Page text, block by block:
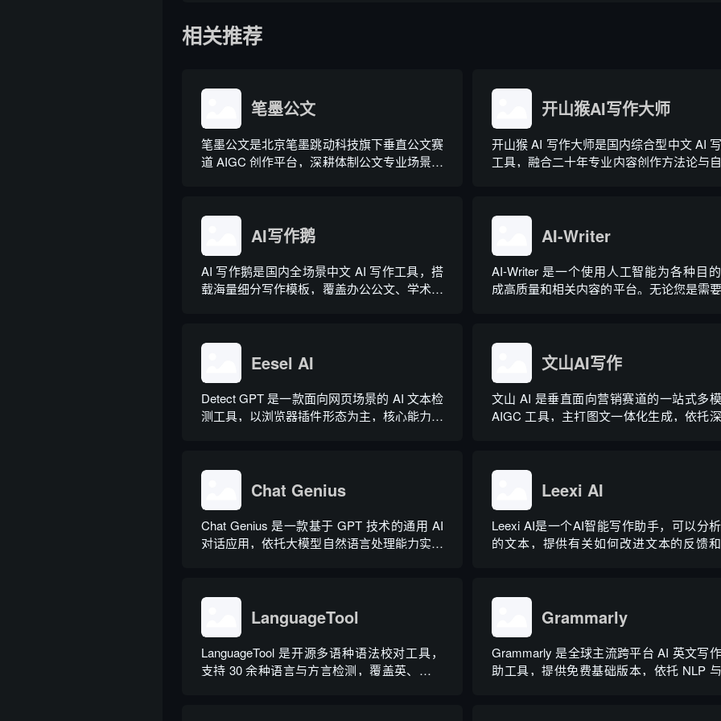
相关推荐
笔墨公文
笔墨公文是北京笔墨跳动科技旗下垂直公文赛
道 AIGC 创作平台，深耕体制公文专业场景，
库、实时更新素材库、标准化公文模板五大核
心板块，兼顾公文快速撰写、文稿合...
开山猴AI写作大师
开山猴 AI 写作大师是国内综合型中文 AI
工具，融合二十年专业内容创作方法论与
20 余个行业领域、279 种写作体裁，配备
余种专业角色...
AI写作鹅
AI 写作鹅是国内全场景中文 AI 写作工具，搭
载海量细分写作模板，覆盖办公公文、学术论
文、多语言翻译、PPT 大纲生成等通用能
力，同时内置多领域 AI 私人顾问...
AI-Writer
AI-Writer 是一个使用人工智能为各种目
成高质量和相关内容的平台。无论您是需
Eesel AI
Detect GPT 是一款面向网页场景的 AI 文本检
测工具，以浏览器插件形态为主，核心能力是
术，无需针对新模型重新训练，操作简单、无
需注册登录，面向科研人...
文山AI写作
文山 AI 是垂直面向营销赛道的一站式多
AIGC 工具，主打图文一体化生成，依托
类海量行业模板，覆盖超 99% 营销业务
景，普通用户选择模板填入需求...
Chat Genius
Chat Genius 是一款基于 GPT 技术的通用 AI
对话应用，依托大模型自然语言处理能力实现
等场景。产品采用金币激励体系，用户可通过
拉新、观看广告...
Leexi AI
Leexi AI是一个AI智能写作助手，可以分
的文本，提供有关如何改进文本的反馈
LanguageTool
LanguageTool 是开源多语种语法校对工具，
支持 30 余种语言与方言检测，覆盖英、西、
Grammarly
Grammarly 是全球主流跨平台 AI 英文写
助工具，提供免费基础版本，依托 NLP